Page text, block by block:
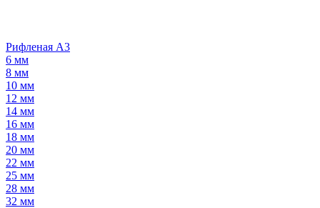
Рифленая А3
6 мм
8 мм
10 мм
12 мм
14 мм
16 мм
18 мм
20 мм
22 мм
25 мм
28 мм
32 мм